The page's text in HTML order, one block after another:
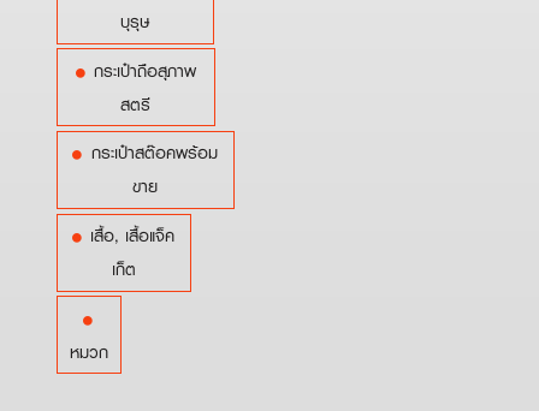
บุรุษ
กระเป๋าถือสุภาพ
สตรี
กระเป๋าสต๊อคพร้อม
ขาย
เสื้อ, เสื้อแจ็ค
เก็ต
หมวก